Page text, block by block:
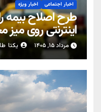
اخبار اجتماعی اخبار ویژه
طرح اصلاح بیمه
اینترنتی روی
مرداد ۱۵, ۱۴۰۵ یکتا